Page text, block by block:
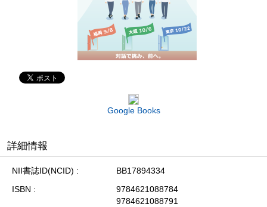
Google Books
詳細情報
NII書誌ID(NCID)
BB17894334
ISBN
9784621088784
9784621088791